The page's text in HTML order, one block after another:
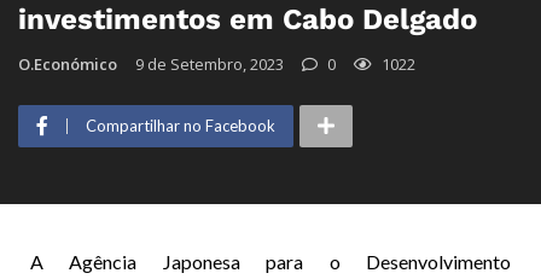
investimentos em Cabo Delgado
O.Económico 9 de Setembro, 2023 0 1022
Compartilhar no Facebook
A Agência Japonesa para o Desenvolvimento